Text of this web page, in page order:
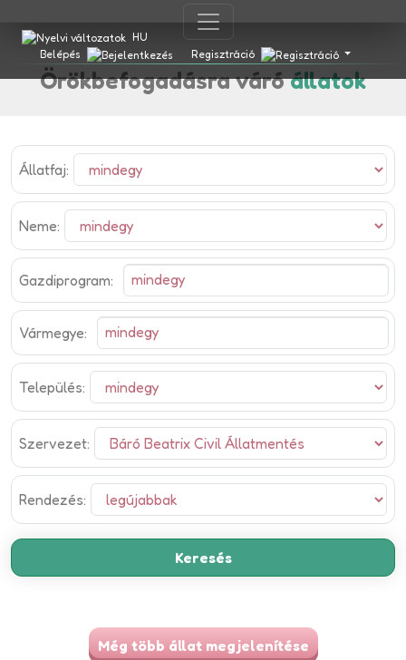
HU
Belépés
Regisztráció
Örökbefogadásra váróállatok
Állatfaj:
Neme:
Gazdiprogram:
Vármegye:
Település:
Szervezet:
Rendezés:
Még több állat megjelenítése